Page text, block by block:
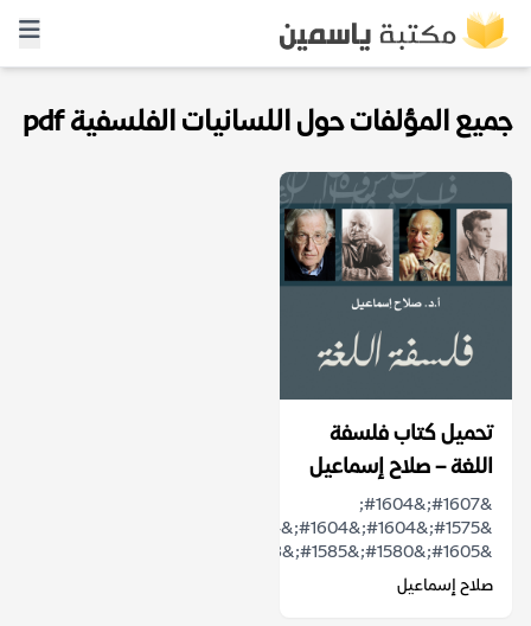
جميع المؤلفات حول اللسانيات الفلسفية pdf
تحميل كتاب فلسفة
اللغة – صلاح إسماعيل
&#1607;&#1604;
&#1605;&#1580;&#1585;&#1583;...
صلاح إسماعيل